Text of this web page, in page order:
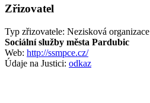
Zřizovatel
Typ zřizovatele: Nezisková organizace
Sociální služby města Pardubic
Web: http://ssmpce.cz/
Údaje na Justici: odkaz